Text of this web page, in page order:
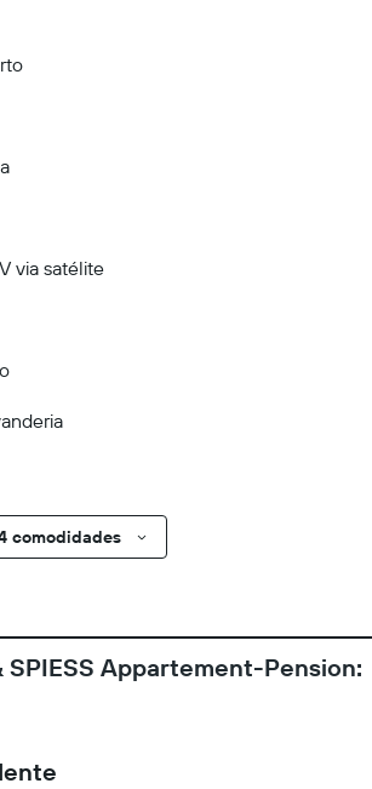
via satélite
comodidades
SPIESS Appartement-Pension: